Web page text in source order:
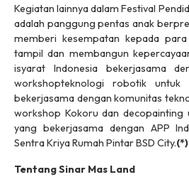
Kegiatan lainnya dalam Festival
adalah panggung pentas anak
memberi kesempatan kepada
tampil dan membangun
isyarat Indonesia bekerjasama
workshopteknologi robotik untuk
bekerjasama dengan komunitas
workshop Kokoru dan decopainting
yang bekerjasama dengan APP
Sentra Kriya Rumah Pintar BSD City.(*)
Tentang Sinar Mas Land